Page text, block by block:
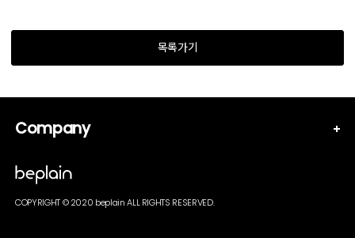
목록가기
Company
COPYRIGHT © 2020 beplain ALL RIGHTS RESERVED.